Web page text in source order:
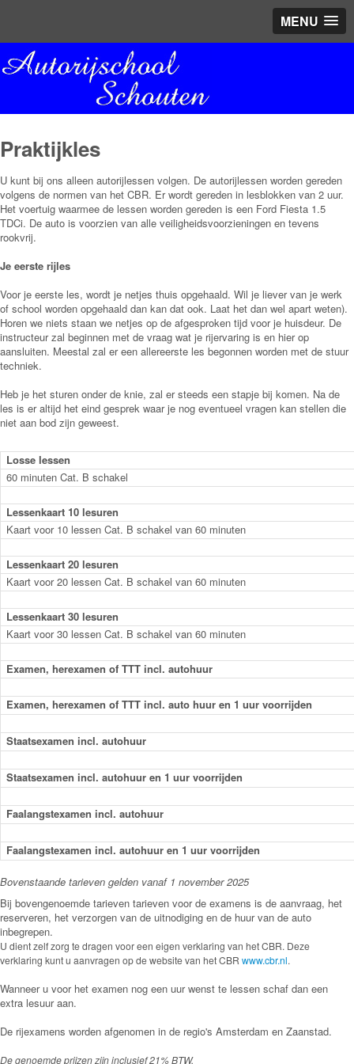
MENU
Praktijkles
U kunt bij ons alleen autorijlessen volgen. De autorijlessen worden gereden
volgens de normen van het CBR. Er wordt gereden in lesblokken van 2 uur.
Het voertuig waarmee de lessen worden gereden is een Ford Fiesta 1.5
TDCi. De auto is voorzien van alle veiligheidsvoorzieningen en tevens
rookvrij.
Je eerste rijles
Voor je eerste les, wordt je netjes thuis opgehaald. Wil je liever van je werk
of school worden opgehaald dan kan dat ook. Laat het dan wel apart weten).
Horen we niets staan we netjes op de afgesproken tijd voor je huisdeur. De
instructeur zal beginnen met de vraag wat je rijervaring is en hier op
aansluiten. Meestal zal er een allereerste les begonnen worden met de stuur
techniek.
Heb je het sturen onder de knie, zal er steeds een stapje bij komen. Na de
les is er altijd het eind gesprek waar je nog eventueel vragen kan stellen die
niet aan bod zijn geweest.
Losse lessen
60 minuten Cat. B schakel
Lessenkaart 10 lesuren
Kaart voor 10 lessen Cat. B schakel van 60 minuten
Lessenkaart 20 lesuren
Kaart voor 20 lessen Cat. B schakel van 60 minuten
Lessenkaart 30 lesuren
Kaart voor 30 lessen Cat. B schakel van 60 minuten
Examen, herexamen of TTT incl. autohuur
Examen, herexamen of TTT incl. auto huur en 1 uur voorrijden
Staatsexamen incl. autohuur
Staatsexamen incl. autohuur en 1 uur voorrijden
Faalangstexamen incl. autohuur
Faalangstexamen incl. autohuur en 1 uur voorrijden
Bovenstaande tarieven gelden vanaf 1 november 2025
Bij bovengenoemde tarieven tarieven voor de examens is de aanvraag, het
reserveren, het verzorgen van de uitnodiging en de huur van de auto
inbegrepen.
U dient zelf zorg te dragen voor een eigen verklaring van het CBR. Deze
verklaring kunt u aanvragen opde website van het CBR www.cbr.nl.
Wanneer u voor het examen nog een uur wenst te lessen schaf dan een
extra lesuur aan.
De rijexamens worden afgenomen in de regio's Amsterdam en Zaanstad.
De genoemde prijzen zijn inclusief 21% BTW.